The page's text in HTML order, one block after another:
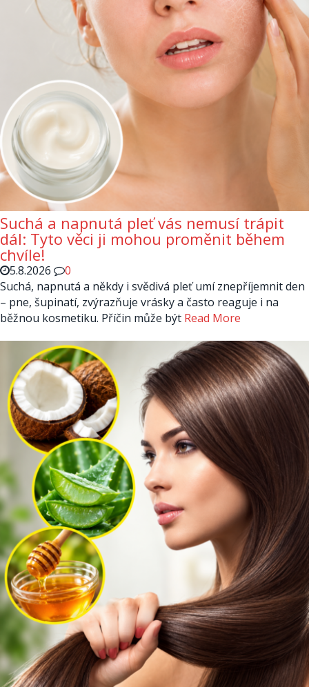
Suchá a napnutá pleť vás nemusí trápit
dál: Tyto věci ji mohou proměnit během
chvíle!
5.8.2026
0
Suchá, napnutá a někdy i svědivá pleť umí znepříjemnit den
– pne, šupinatí, zvýrazňuje vrásky a často reaguje i na
běžnou kosmetiku. Příčin může být Read More